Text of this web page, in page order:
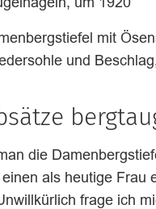
mit
und
die
als heutige Frau
frage ich